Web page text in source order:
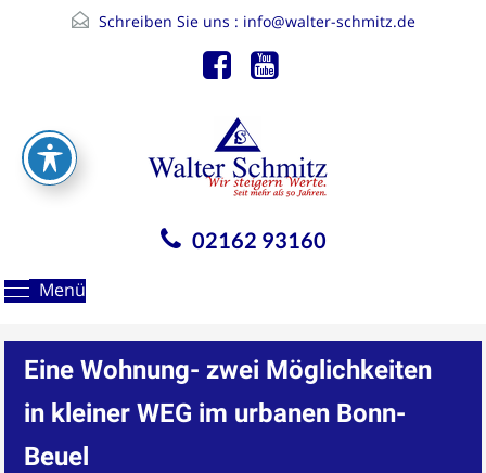
Schreiben Sie uns : info@walter-schmitz.de
02162 93160
Menü
Eine Wohnung- zwei Möglichkeiten
in kleiner WEG im urbanen Bonn-
Beuel